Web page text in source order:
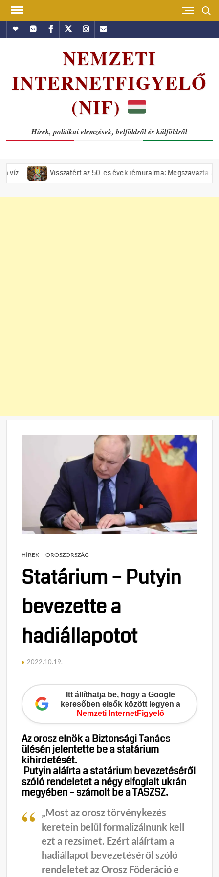
Skip
contentHundubVkontakte
Facebook
TwitterInstagram
Email
NEMZETI
INTERNETFIGYELŐ
(NIF)
Hírek, politikai elemzések, belföldről és külföldről
Visszatért az 50-es évek rémuralma: Megszavazta az
HÍREK OROSZORSZÁG
Statárium – Putyin
bevezette a
hadiállapotot
2022.10.19.
Itt állíthatja be, hogy a Google
keresőben elsők között legyen a
Nemzeti InternetFigyelő
Az orosz elnök a Biztonsági Tanács
ülésén jelentette be a statárium
kihirdetését.
Putyin aláírta a statárium bevezetéséről
szóló rendeletet a négy elfoglalt ukrán
megyében – számolt be a TASZSZ.
„Most az orosz törvénykezés
keretein belül formalizálnunk kell
ezt a rezsimet. Ezért aláírtam a
hadiállapot bevezetéséről szóló
rendeletet az Orosz Föderáció e